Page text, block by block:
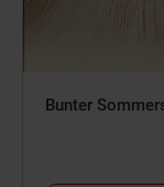
Bunter